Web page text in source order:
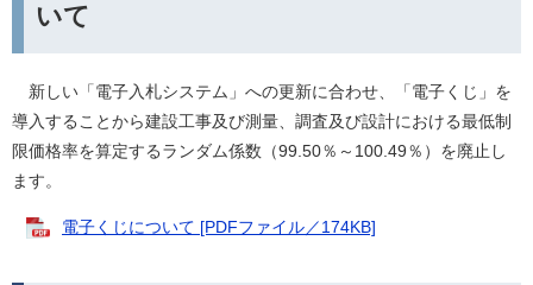
いて
新しい「電子入札システム」への更新に合わせ、「電子くじ」を
導入することから建設工事及び測量、調査及び設計における最低制
限価格率を算定するランダム係数（99.50％～100.49％）を廃止し
ます。
電子くじについて [PDFファイル／174KB]